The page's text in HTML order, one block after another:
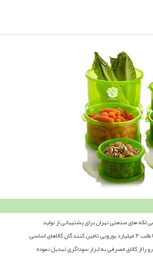
لکه های صنعتی تهران برای پشتیبانی از تولید
اساسی
از کالای مصرفی به ابزار سوداگری تبدیل نموده